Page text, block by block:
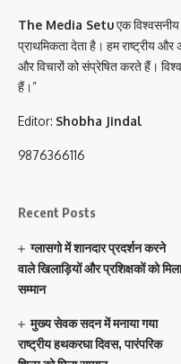
The Media Setuएक विश्वसनीय
प्राथमिकता देता है। हम राष्ट्रीय और
और विचारों को संप्रेषित करते हैं।
हैं।”
Editor: Shobha Jindal
9876366116
Recent Posts
ग्लासगो में शानदार प्रदर्शन करने
वाले खिलाड़ियों और प्रशिक्षकों को मिला
सम्मान
मुख्य सेवक सदन में मनाया गया
राष्ट्रीय हथकरघा दिवस, पारंपरिक